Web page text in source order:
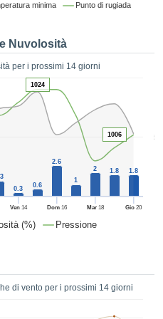
minima Punto di rugiada
Nuvolosità
per i prossimi 14 giorni
(%) Pressione
50
Ven14 Dom16 Mar18 Gio 20
0.3
0.6
2.6
1
2 1.8 1.8
1024
1006
di vento per i prossimi 14 giorni